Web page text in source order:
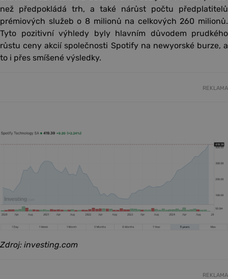
než předpokládá trh, a také nárůst počtu předplatitelů
prémiových služeb o 8 milionů na celkových 260 milionů.
Tyto pozitivní výhledy byly hlavním důvodem prudkého
růstu ceny akcií společnosti Spotify na newyorské burze, a
to i přes smíšené výsledky.
REKLAMA
Zdroj: investing.com
REKLAMA